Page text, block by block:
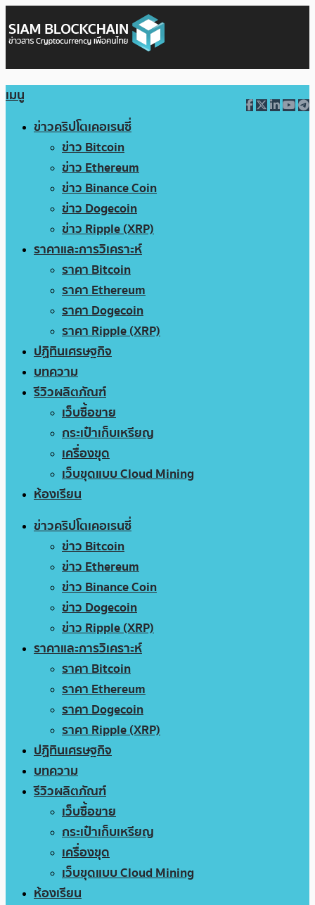
เมนู
ข่าวคริปโตเคอเรนซี่
ข่าว Bitcoin
ข่าว Ethereum
ข่าว Binance Coin
ข่าว Dogecoin
ข่าว Ripple (XRP)
ราคาและการวิเคราะห์
ราคา Bitcoin
ราคา Ethereum
ราคา Dogecoin
ราคา Ripple (XRP)
ปฏิทินเศรษฐกิจ
บทความ
รีวิวผลิตภัณฑ์
เว็บซื้อขาย
กระเป๋าเก็บเหรียญ
เครื่องขุด
เว็บขุดแบบ Cloud Mining
ห้องเรียน
ข่าวคริปโตเคอเรนซี่
ข่าว Bitcoin
ข่าว Ethereum
ข่าว Binance Coin
ข่าว Dogecoin
ข่าว Ripple (XRP)
ราคาและการวิเคราะห์
ราคา Bitcoin
ราคา Ethereum
ราคา Dogecoin
ราคา Ripple (XRP)
ปฏิทินเศรษฐกิจ
บทความ
รีวิวผลิตภัณฑ์
เว็บซื้อขาย
กระเป๋าเก็บเหรียญ
เครื่องขุด
เว็บขุดแบบ Cloud Mining
ห้องเรียน